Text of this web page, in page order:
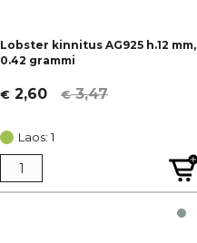
Lobster kinnitus AG925 h.12 mm,
0.42 grammi
€3,47
Algne
oli:
€ 3,47.
€ 2,60
Current
is:
€ 2,60.
Laos: 1